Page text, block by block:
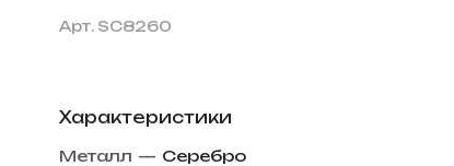
Арт. SC8260
Характеристики
Металл — Серебро